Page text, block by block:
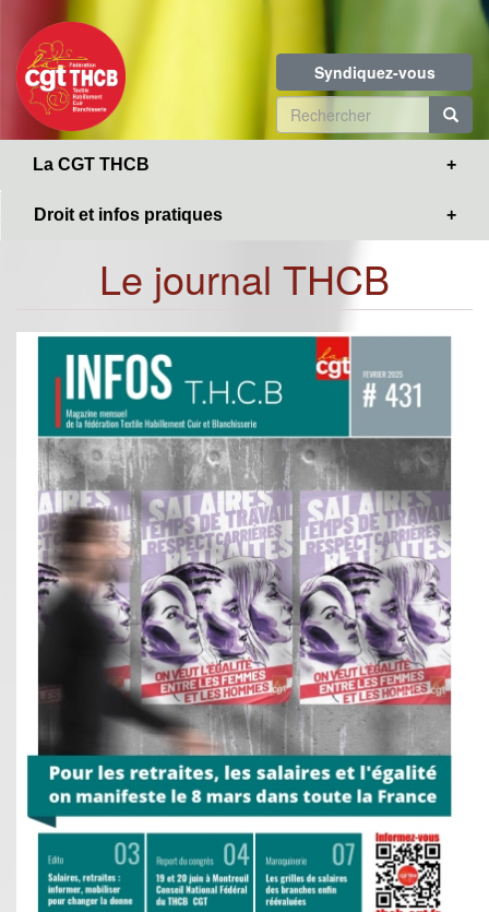
contenu
principal
Syndiquez-vous
Formulaire
de
La CGT THCB
Droit et infos pratiques
Le journal THCB